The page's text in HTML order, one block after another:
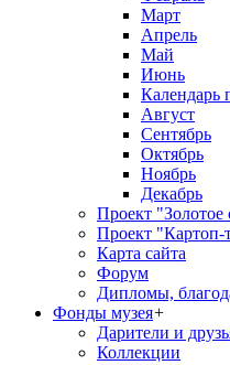
Март
Апрель
Май
Июнь
Календарь
Август
Сентябрь
Октябрь
Ноябрь
Декабрь
Проект
Проект "Картоп-
Карта сайта
Форум
Дипломы,
Фонды музея+
Дарители и
Коллекции